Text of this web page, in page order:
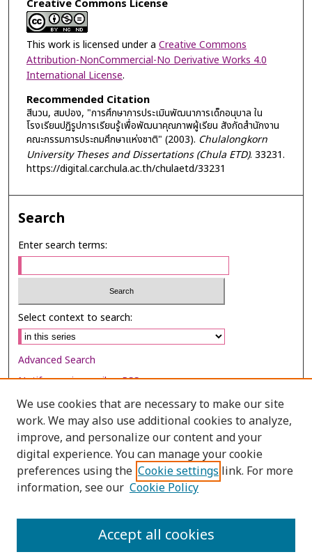
Creative Commons License
This work is licensed under a Creative Commons
Attribution-NonCommercial-No Derivative Works 4.0
International License.
Recommended Citation
สีนวน, สมปอง, "การศึกษาการประเมินพัฒนาการเด็กอนุบาล ใน
โรงเรียนปฏิรูปการเรียนรู้เพื่อพัฒนาคุณภาพผู้เรียน สังกัดสำนักงาน
คณะกรรมการประถมศึกษาแห่งชาติ" (2003). Chulalongkorn
University Theses and Dissertations (Chula ETD). 33231.
https://digital.car.chula.ac.th/chulaetd/33231
Search
Enter search terms:
Select context to search:
Advanced Search
Notify me via email orRSS
Browse
Collections
Disciplines
Authors
We use cookies that are necessary to make our site
work. We may also use additional cookies to analyze,
improve, and personalize our content and your
digital experience. You can manage your cookie
preferences using the Cookie settings link. For more
information, see our Cookie Policy
Accept all cookies